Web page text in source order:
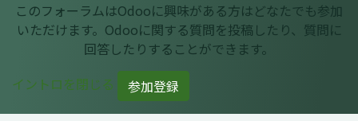
このフォーラムはOdooに興味がある方はどなたでも参加
いただけます。Odooに関する質問を投稿したり、質問に
回答したりすることができます。
イントロを閉じる
参加登録